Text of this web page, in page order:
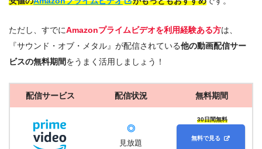
ただし、すでにAmazonプライムビデオを利用経験ある方は、
『サウンド・オブ・メタル』が配信されている他の動画配信サー
ビスの無料期間をうまく活用しましょう！
配信サービス 配信状況 無料期間
◎
見放題
30日間無料
無料で見る